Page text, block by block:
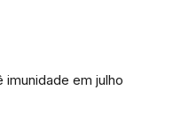
imunidade em julho